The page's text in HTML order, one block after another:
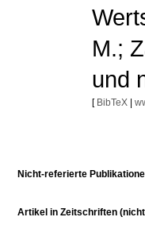
M.;
und
[ BibTeX|
Nicht-referierte
Artikel in Zeitschriften